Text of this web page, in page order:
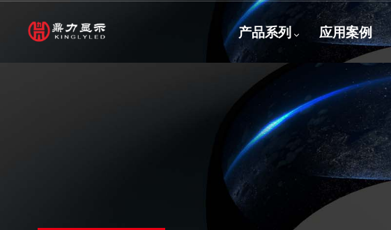
主
导
产品系列 应用案例